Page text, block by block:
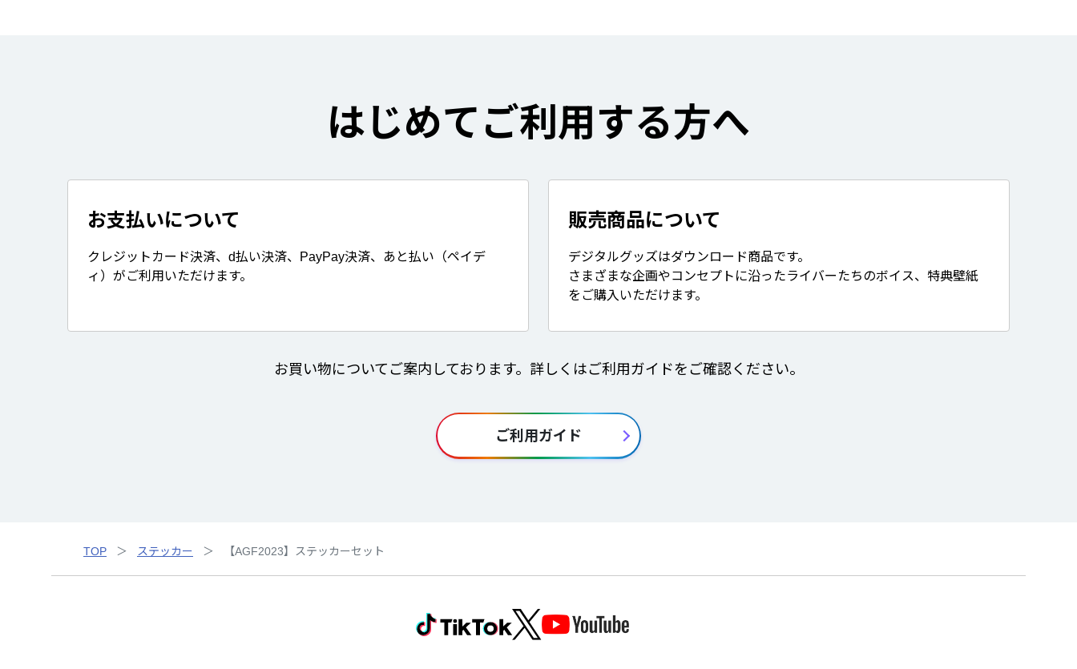
はじめてご利用する方へ
お支払いについて
クレジットカード決済、d払い決済、PayPay決済、あと払い（ペイデ
ィ）がご利用いただけます。
販売商品について
デジタルグッズはダウンロード商品です。
さまざまな企画やコンセプトに沿ったライバーたちのボイス、特典壁紙
をご購入いただけます。
お買い物についてご案内しております。詳しくはご利用ガイドをご確認ください。
ご利用ガイド
TOP ステッカー 【AGF2023】ステッカーセット